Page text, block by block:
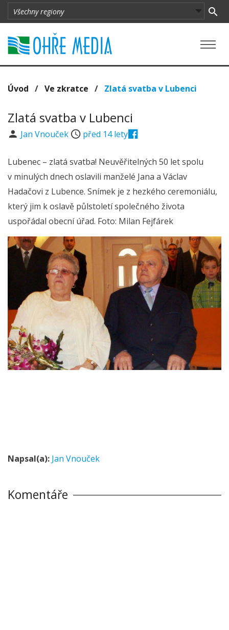
Úvod / Ve zkratce / Zlatá svatba v Lubenci
Zlatá svatba v Lubenci
Jan Vnouček před 14 lety
Lubenec – zlatá svatba! Neuvěřitelných 50 let spolu
v minulých dnech oslavili manželé Jana a Václav
Hadačovi z Lubence. Snímek je z hezkého ceremoniálu,
který jim k oslavě půlstoletí společného života
uspořádal obecní úřad. Foto: Milan Fejfárek
Napsal(a): Jan Vnouček
Komentáře